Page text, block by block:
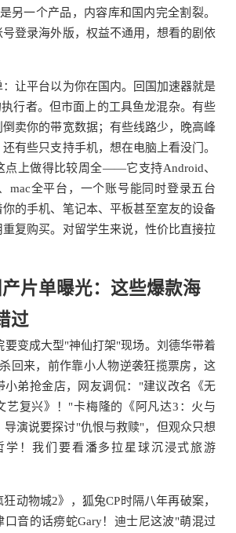
另一个产品，内容库和国内完全割裂。
登录海外版，权益不通用，想看的剧依
让平台以为你在国内。回国加速器就是
行者。但市面上的工具鱼龙混杂。有些
倒卖你的带宽数据；有些线路少，晚高峰
有些只支持手机，想在电脑上看没门。
点上做得比较周全——它支持Android、
mac全平台，一个账号能同时登录五台
的手机、笔记本、平板甚至室友的设备
复购买。对留学生来说，性价比直接拉
片单曝光：这些爆款海
过
要变成大型"神仙打架"现场。刘德华带着
杀回来，前作靠小人物逆袭狂揽票房，这
小弟抢金店，网友调侃："建议改名《无
艺复兴》！"卡梅隆的《阿凡达3：火与
导演说要探讨"仇恨与救赎"，但观众只想
学！我们要看潘多拉星球沉浸式旅游
动物城2》，狐兔CP时隔八年再破案，
口音的话痨蛇Gary！迪士尼这波"萌混过